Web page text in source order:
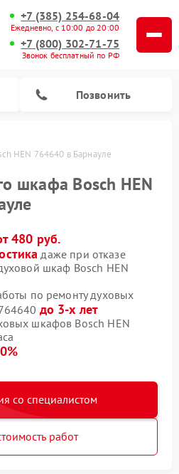
+7 (385) 254-68-04
Ежедневно, с 10:00 до 20:00
+7 (800) 302-71-75
Звонок бесплатный по РФ
Позвонить
HEN 764640 в Барнауле
шкафа Bosch HEN
480 руб.
даже при отказе
шкаф Bosch HEN
по ремонту духовых
до 3-х лет
шкафов Bosch HEN
со специалистом
работ